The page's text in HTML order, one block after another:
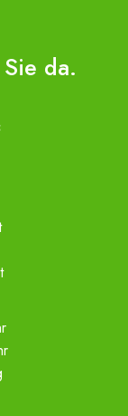
da.